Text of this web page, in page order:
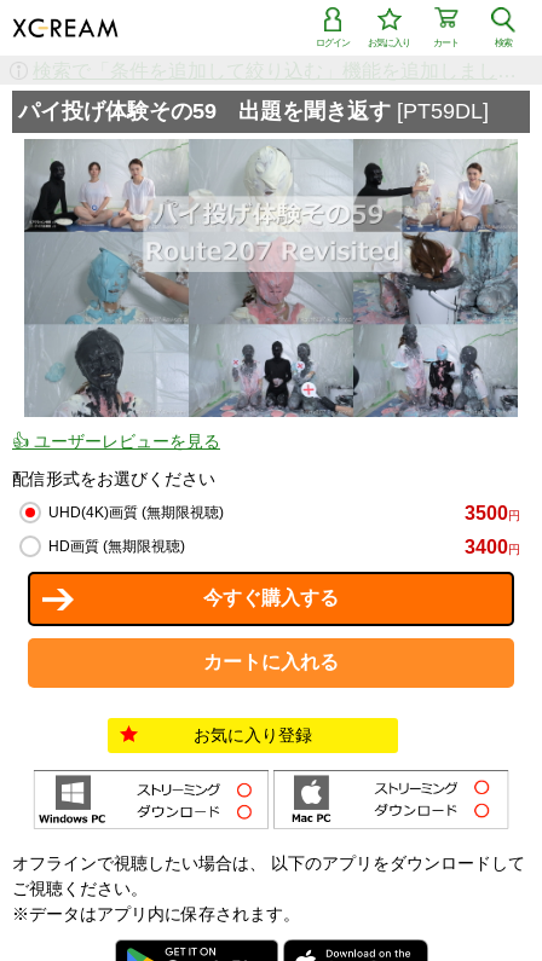
検索
カート
お気に入り
ログイン
パイ投げ体験その59 出題を聞き返す [PT59DL]
👍 ユーザーレビューを見る
配信形式をお選びください
UHD(4K)画質 (無期限視聴) 3500円
HD画質 (無期限視聴) 3400円
お気に入り登録
オフラインで視聴したい場合は、 以下のアプリをダウンロードして
ご視聴ください。
※データはアプリ内に保存されます。